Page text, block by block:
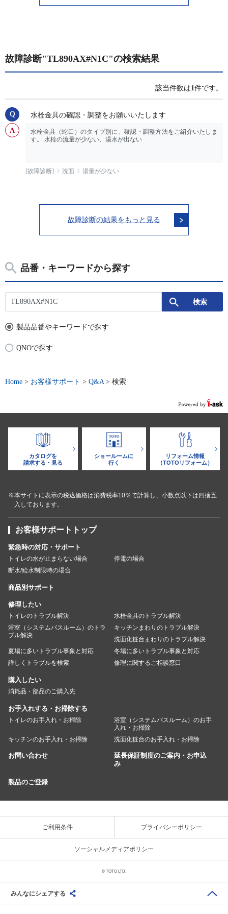
故障診断"TL890AX#N1C"の検索結果
該当件数は1件です。
水栓金具の確認・調整をお願いいたします
水栓金具（蛇口）のタイプ別に、確認・調整方法をご紹介いたしま
す。 水栓の流量が少ない、湯水が出ない
[故障診断] 洗面 湯量が少ない
故障診断の結果をもっと見る
品番・キーワードから探す
製品品番やキーワードで探す
QNOで探す
Home > お客様サポート > Q&A> 検索
カタログを
請求する・見る
ショールームに
行く
リフォーム情報
（TOTOリフォーム）
※本サイトに表示の税込価格は消費税率10％で計算し、小数点以下は四捨五
入しております。
お客様サポートトップ
緊急時の対応・サポート
トイレの水が止まらない場合
停電の場合
断水/給水制限時の場合
商品別サポート
修理したい
トイレのトラブル解決
水栓金具のトラブル解決
浴室（システムバスルーム）のトラ
ブル解決
キッチンまわりのトラブル解決
洗面化粧台まわりのトラブル解決
夏場に多いトラブル事象と対応
冬場に多いトラブル事象と対応
詳しくトラブルを検索
修理に関するご相談窓口
購入したい
消耗品・部品のご購入先
お手入れする・お掃除する
トイレのお手入れ・お掃除
浴室（システムバスルーム）のお手
入れ・お掃除
キッチンのお手入れ・お掃除
洗面化粧台のお手入れ・お掃除
お問い合わせ
延長保証制度のご案内・お申込
み
製品のご登録
ご利用条件 プライバシーポリシー
ソーシャルメディアポリシー
みんなにシェアする
© TOTO LTD.